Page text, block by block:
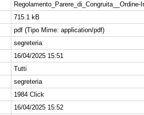
715.1 kB
pdf (Tipo Mime: application/pdf)
segreteria
16/04/2025 15:51
Tutti
segreteria
1984 Click
16/04/2025 15:52